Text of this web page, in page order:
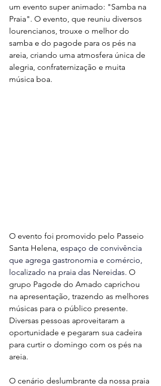
um evento super animado: "Samba na
Praia". O evento, que reuniu diversos
lourencianos, trouxe o melhor do
samba e do pagode para os pés na
areia, criando uma atmosfera única de
alegria, confraternização e muita
música boa.
O evento foi promovido pelo Passeio
Santa Helena, espaço de convivência
que agrega gastronomia e comércio,
localizado na praia das Nereidas. O
grupo Pagode do Amado caprichou
na apresentação, trazendo as melhores
músicas para o público presente.
Diversas pessoas aproveitaram a
oportunidade e pegaram sua cadeira
para curtir o domingo com os pés na
areia.
O cenário deslumbrante da nossa praia